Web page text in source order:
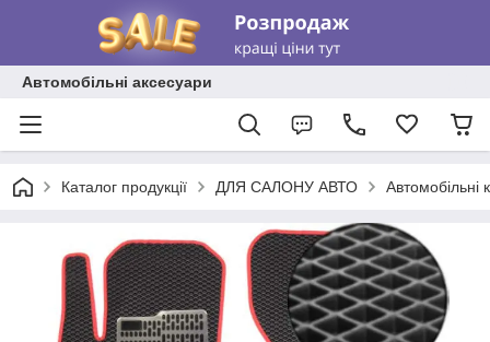
Автомобільні аксесуари
Каталог продукції ДЛЯ САЛОНУ АВТО Автомобільні